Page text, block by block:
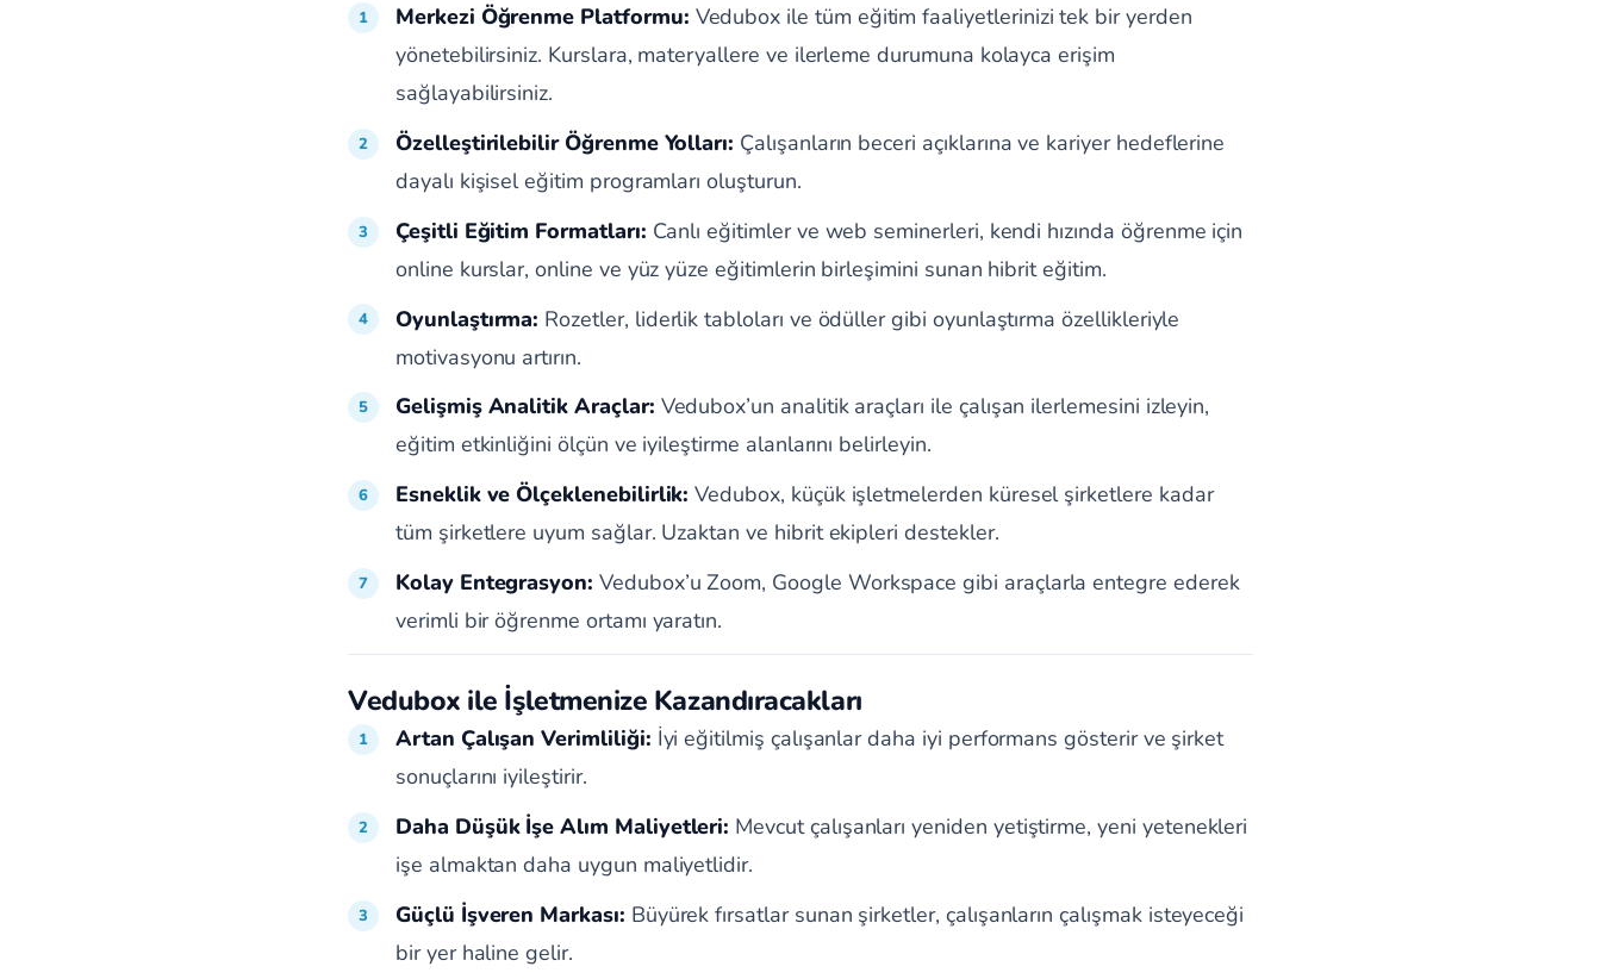
Merkezi Öğrenme Platformu: Vedubox ile tüm eğitim faaliyetlerinizi tek bir yerden
yönetebilirsiniz. Kurslara, materyallere ve ilerleme durumuna kolayca erişim
sağlayabilirsiniz.
Özelleştirilebilir Öğrenme Yolları: Çalışanların beceri açıklarına ve kariyer hedeflerine
dayalı kişisel eğitim programları oluşturun.
Çeşitli Eğitim Formatları: Canlı eğitimler ve web seminerleri, kendi hızında öğrenme için
online kurslar, online ve yüz yüze eğitimlerin birleşimini sunan hibrit eğitim.
Oyunlaştırma: Rozetler, liderlik tabloları ve ödüller gibi oyunlaştırma özellikleriyle
motivasyonu artırın.
Gelişmiş Analitik Araçlar: Vedubox’un analitik araçları ile çalışan ilerlemesini izleyin,
eğitim etkinliğini ölçün ve iyileştirme alanlarını belirleyin.
Esneklik ve Ölçeklenebilirlik: Vedubox, küçük işletmelerden küresel şirketlere kadar
tüm şirketlere uyum sağlar. Uzaktan ve hibrit ekipleri destekler.
Kolay Entegrasyon: Vedubox’u Zoom, Google Workspace gibi araçlarla entegre ederek
verimli bir öğrenme ortamı yaratın.
Vedubox ile İşletmenize Kazandıracakları
Artan Çalışan Verimliliği: İyi eğitilmiş çalışanlar daha iyi performans gösterir ve şirket
sonuçlarını iyileştirir.
Daha Düşük İşe Alım Maliyetleri: Mevcut çalışanları yeniden yetiştirme, yeni yetenekleri
işe almaktan daha uygun maliyetlidir.
Güçlü İşveren Markası: Büyürek fırsatlar sunan şirketler, çalışanların çalışmak isteyeceği
bir yer haline gelir.